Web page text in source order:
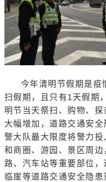
今年清明节假期是疫
扫假期，且只有1天假期
明节当天祭扫、购物、
大幅增加，道路交通安
警大队最大限度将警力
和商圈、游园、景区周
路、汽车站等重要部位
临崖等道路交通安全隐